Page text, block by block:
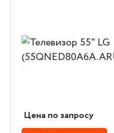
Цена по запросу